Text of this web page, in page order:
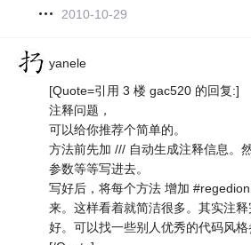
2010-10-29
yanele
[Quote=引用 3 楼 gac520 的回复:]
注释问题，
可以给你推荐个简单的。
方法前先加 /// 自动生成注释信息。
参数等等写进去。
写好后，将每个方法 增加
来。这样看着就简洁很多。其实注
好。可以找一些别人优秀的代码风格